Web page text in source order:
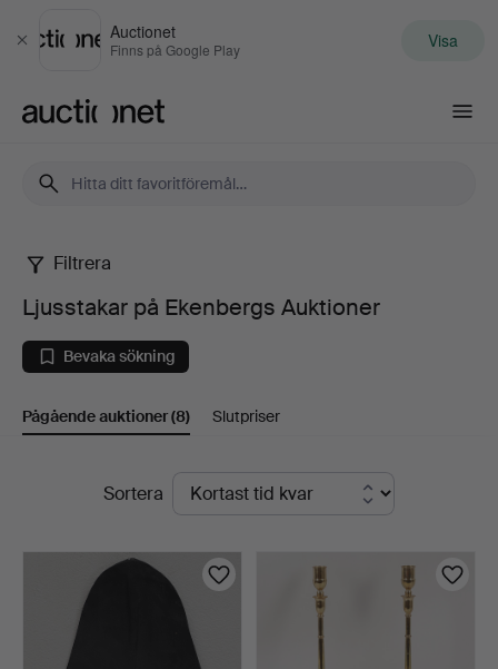
Stäng
Auctionet
Finns på Google Play Visa
Ljusstakar
på
Ekenbergs
Auktioner
Filtrera
Ljusstakar på Ekenbergs Auktioner
Bevaka sökning
Pågående auktioner(8) Slutpriser
PågåendeSortera